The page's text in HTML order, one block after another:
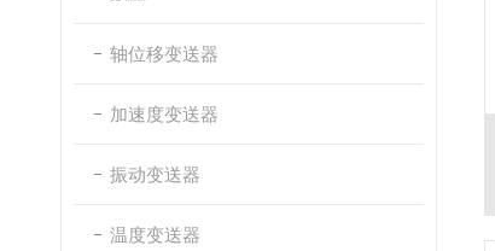
轴位移变送器
加速度变送器
振动变送器
温度变送器